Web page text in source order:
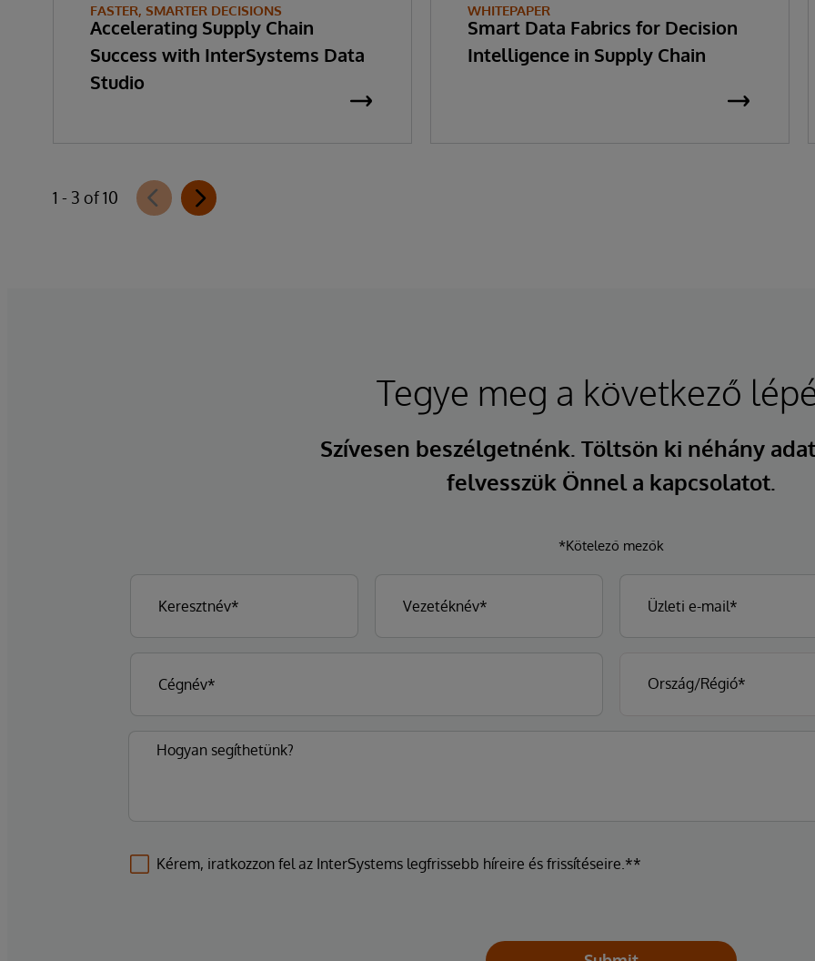
FASTER, SMARTER DECISIONS
Accelerating Supply Chain
Success with InterSystems Data
Studio
WHITEPAPER
Smart Data Fabrics for Decision
Intelligence in Supply Chain
1 - 3 of 10
Tegye meg a következő
Szívesen beszélgetnénk. Töltsön ki néhány
felvesszük Önnel a kapcsolatot.
*Kötelező mezők
Kérem, iratkozzon fel az InterSystems legfrissebb híreire és frissítéseire.**